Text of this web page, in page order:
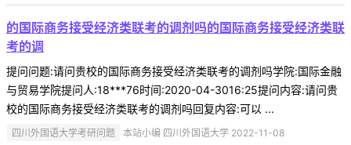
的国际商务接受经济类联考的调剂吗的国际商务接受经济类联
考的调
提问问题:请问贵校的国际商务接受经济类联考的调剂吗学院:国际金融
与贸易学院提问人:18***76时间:2020-04-3016:25提问内容:请问贵
校的国际商务接受经济类联考的调剂吗回复内容:可以 ...
四川外国语大学考研问题 本站小编 四川外国语大学 2022-11-08